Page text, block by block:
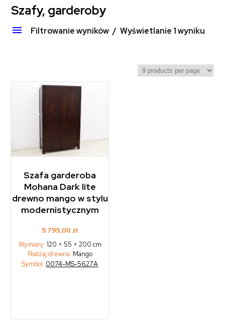
Szafy, garderoby
Filtrowanie wyników Wyświetlanie 1 wyniku
Szafa garderoba
Mohana Dark lite
drewno mango w stylu
modernistycznym
5.795,00 zł
Wymiary: 120 × 55 × 200 cm
Rodzaj drewna: Mango
Symbol: 0074-MS-5627A